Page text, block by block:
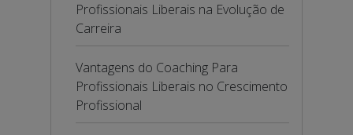
Profissionais Liberais na Evolução de
Carreira
Vantagens do Coaching Para
Profissionais Liberais no Crescimento
Profissional